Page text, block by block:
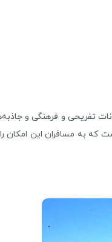
تفریحی و فرهنگی و
شناخته می‌شود. یکی از گزینه‌های مطلوب برای سفر به این جزیره، تور اقساطی کیش 3